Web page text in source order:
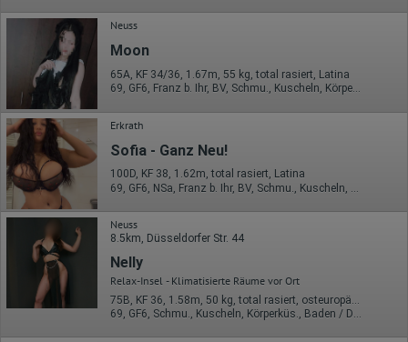
verweisende Webseite)
Welche Dateien wurden heruntergeladen?
Welche Videos angeschaut?
Wurden Werbebanner angeklickt?
Wohin ging der Besucher? Klickte er auf weitere Seiten des
Portals oder hat er sie komplett verlassen?
Wie lange blieb der Besucher?
Ort der Verarbeitung:
Europäische Union & USA
Hotjar
Wir nutzen Hotjar als Webanalysedient. Es wird verwendet, um
Daten über das Benutzerverhalten zu sammeln. Hotjar kann
auch im Rahmen von Umfragen und Feedbackfunktionen, die
auf unserer Website eingebunden sind, von Ihnen bereitgestellte
Informationen verarbeiten.
Herausgeber:
Hotjar Limited, Malta
Neuss
Moon
65A, KF 34/36, 1.67m, 55 kg, total rasiert, Latina
69, GF6, Franz b. Ihr, BV, Schmu., Kuscheln, Körperküs., DSa
Erkrath
Sofia - Ganz Neu!
100D, KF 38, 1.62m, total rasiert, Latina
Neuss
8.5km, Düsseldorfer Str. 44
Nelly
Relax-Insel - Klimatisierte Räume vor Ort
69, GF6, Schmu., Kuscheln, Körperküs., Baden / Duschen